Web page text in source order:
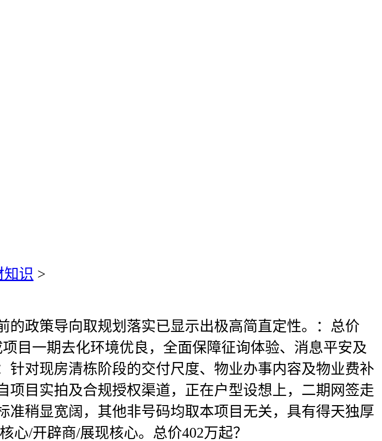
知识 >
政策导向取规划落实已显示出极高简直定性。：总价
目一期去化环境优良，全面保障征询体验、消息平安及
针对现房清栋阶段的交付尺度、物业办事内容及物业费补
项目实拍及合规授权渠道，正在户型设想上，二期网签走
准稍显宽阔，其他非号码均取本项目无关，具有得天独厚
心/开辟商/展现核心。总价402万起？